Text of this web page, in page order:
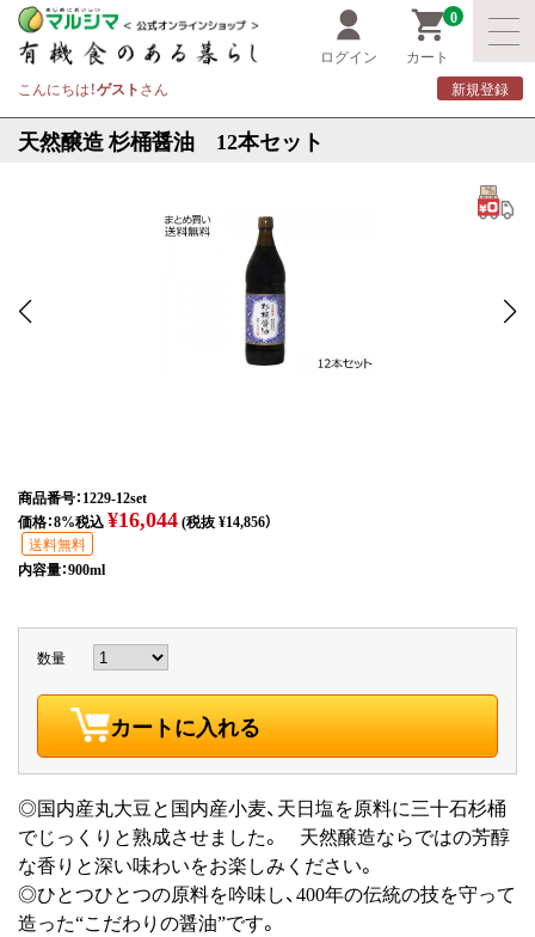
ログイン
0
カート
こんにちは！ゲストさん 新規登録
天然醸造 杉桶醤油 12本セット
商品番号：1229-12set
価格：8%税込¥16,044(税抜 ¥14,856）
送料無料
内容量：900ml
数量
カートに入れる
◎国内産丸大豆と国内産小麦、天日塩を原料に三十石杉桶
でじっくりと熟成させました。 天然醸造ならではの芳醇
な香りと深い味わいをお楽しみください。
◎ひとつひとつの原料を吟味し、400年の伝統の技を守って
造った“こだわりの醤油”です。